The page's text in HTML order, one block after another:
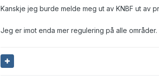
Kanskje jeg burde melde meg ut av KNBF ut av
Jeg er imot enda mer regulering på alle områder.